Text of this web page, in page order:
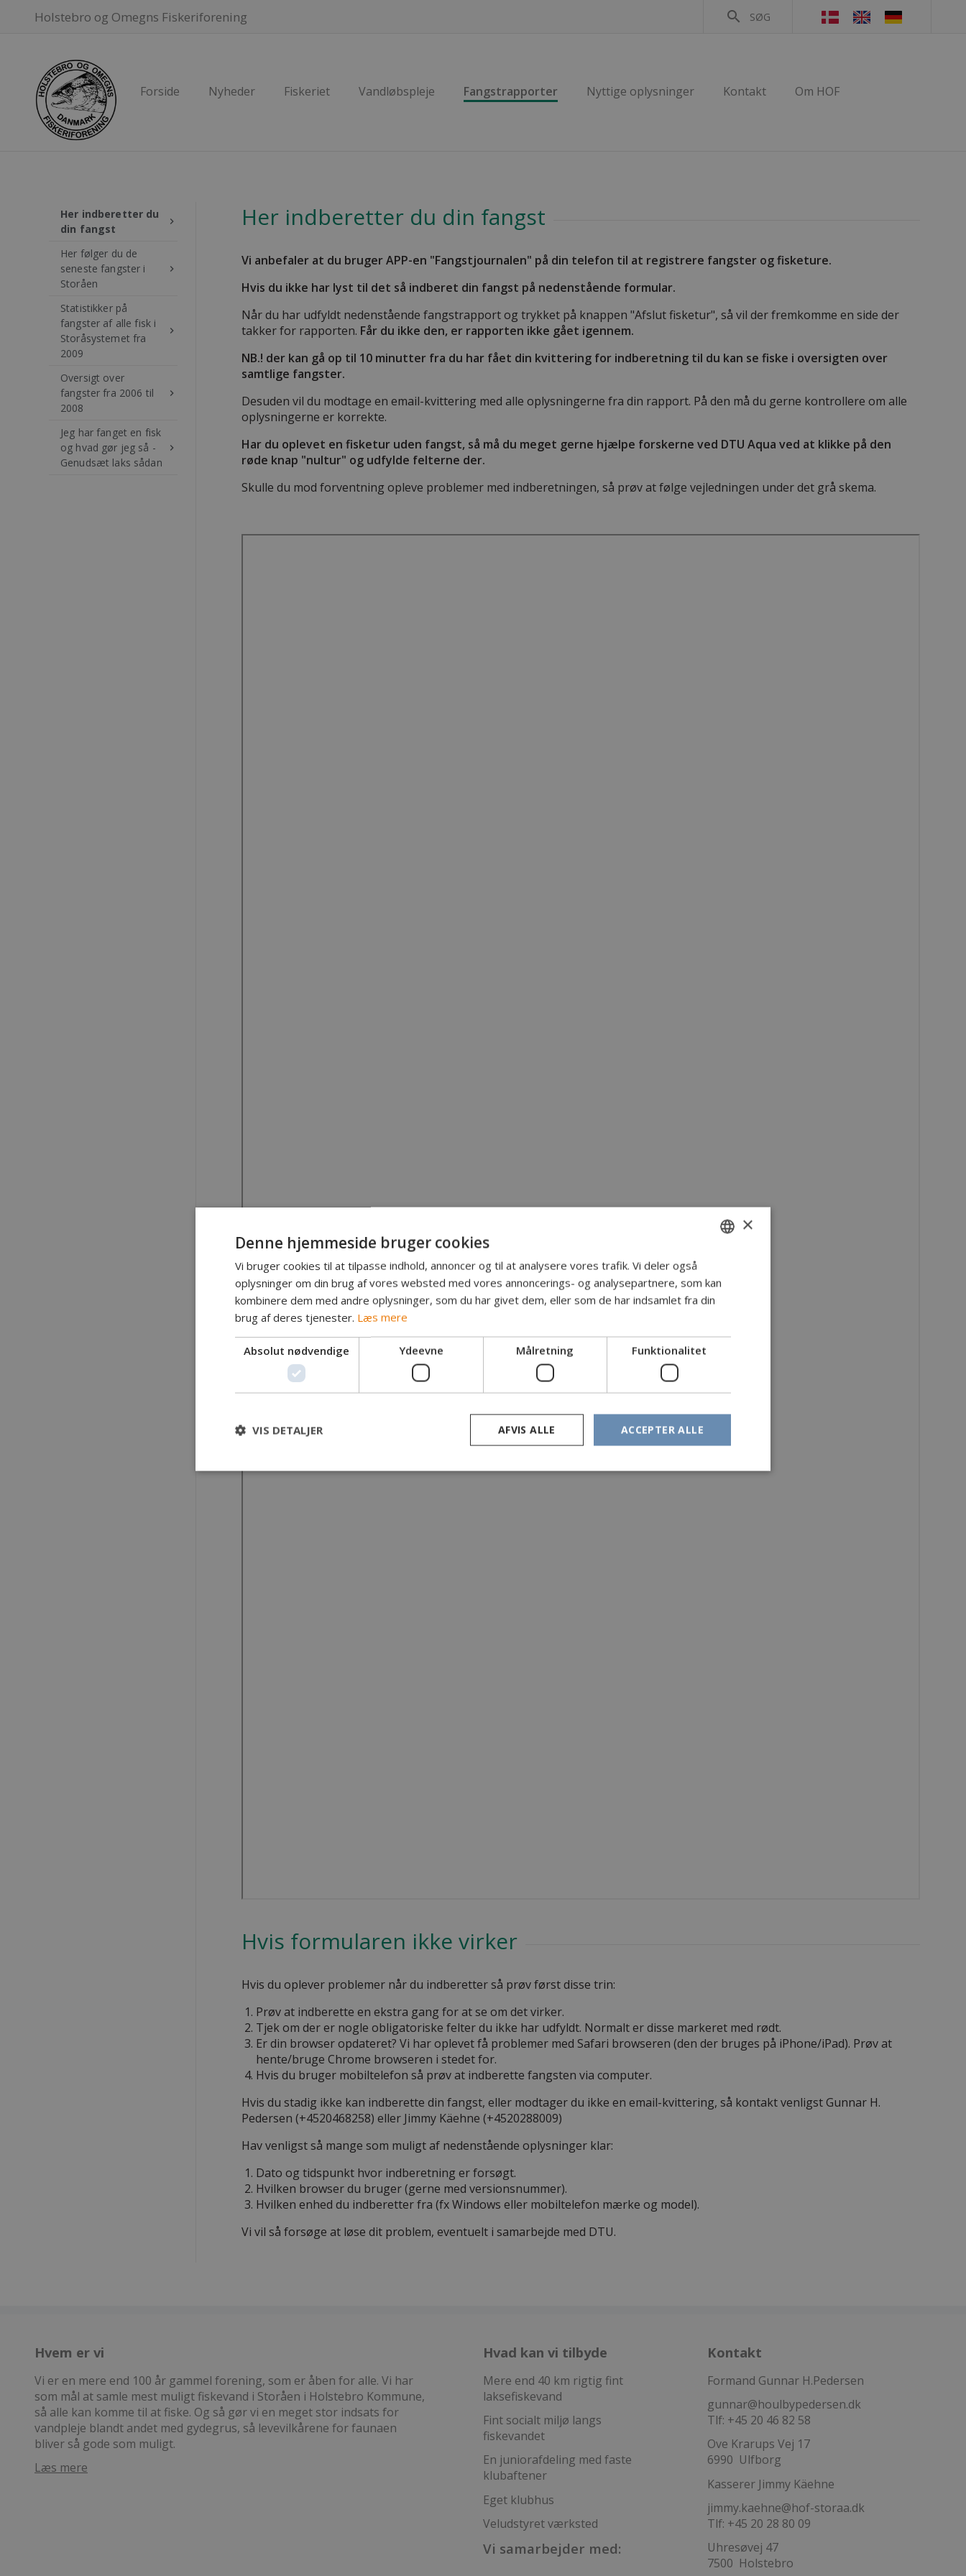
Holstebro og Omegns Fiskeriforening search SØG
Forside Nyheder Fiskeriet Vandløbspleje Fangstrapporter Nyttige oplysninger Kontakt Om HOF
Her indberetter du
din fangst
keyboard_arrow_right
Her følger du de
seneste fangster i
Storåen
keyboard_arrow_right
Statistikker på
fangster af alle fisk i
Storåsystemet fra
2009
keyboard_arrow_right
Oversigt over
fangster fra 2006 til
2008
keyboard_arrow_right
Jeg har fanget en fisk
og hvad gør jeg så -
Genudsæt laks sådan
keyboard_arrow_right
Her indberetter du din fangst
Vi anbefaler at du bruger APP-en "Fangstjournalen" på din telefon til at registrere fangster og fisketure.
Hvis du ikke har lyst til det så indberet din fangst på nedenstående formular.
Når du har udfyldt nedenstående fangstrapport og trykket på knappen "Afslut fisketur", så vil der fremkomme en side der
takker for rapporten. Får du ikke den, er rapporten ikke gået igennem.
NB.! der kan gå op til 10 minutter fra du har fået din kvittering for indberetning til du kan se fiske i oversigten over
samtlige fangster.
Desuden vil du modtage en email-kvittering med alle oplysningerne fra din rapport. På den må du gerne kontrollere om alle
oplysningerne er korrekte.
Har du oplevet en fisketur uden fangst, så må du meget gerne hjælpe forskerne ved DTU Aqua ved at klikke på den
røde knap "nultur" og udfylde felterne der.
Skulle du mod forventning opleve problemer med indberetningen, så prøv at følge vejledningen under det grå skema.
Hvis formularen ikke virker
Hvis du oplever problemer når du indberetter så prøv først disse trin:
Prøv at indberette en ekstra gang for at se om det virker.
Tjek om der er nogle obligatoriske felter du ikke har udfyldt. Normalt er disse markeret med rødt.
Er din browser opdateret? Vi har oplevet få problemer med Safari browseren (den der bruges på iPhone/iPad). Prøv at
hente/bruge Chrome browseren i stedet for.
Hvis du bruger mobiltelefon så prøv at indberette fangsten via computer.
Hvis du stadig ikke kan indberette din fangst, eller modtager du ikke en email-kvittering, så kontakt venligst Gunnar H.
Pedersen (+4520468258) eller Jimmy Käehne (+4520288009)
Hav venligst så mange som muligt af nedenstående oplysninger klar:
Dato og tidspunkt hvor indberetning er forsøgt.
Hvilken browser du bruger (gerne med versionsnummer).
Hvilken enhed du indberetter fra (fx Windows eller mobiltelefon mærke og model).
Vi vil så forsøge at løse dit problem, eventuelt i samarbejde med DTU.
Hvem er vi
Vi er en mere end 100 år gammel forening, som er åben for alle. Vi har
som mål at samle mest muligt fiskevand i Storåen i Holstebro Kommune,
så alle kan komme til at fiske. Og så gør vi en meget stor indsats for
vandpleje blandt andet med gydegrus, så levevilkårene for faunaen
bliver så gode som muligt.
Læs mere
Hvad kan vi tilbyde
Mere end 40 km rigtig fint
laksefiskevand
Fint socialt miljø langs
fiskevandet
En juniorafdeling med faste
klubaftener
Eget klubhus
Veludstyret værksted
Vi samarbejder med:
Kontakt
Formand Gunnar H.Pedersen
gunnar@houlbypedersen.dk
Tlf: +45 20 46 82 58
Ove Krarups Vej 17
6990 Ulfborg
Kasserer Jimmy Käehne
jimmy.kaehne@hof-storaa.dk
Tlf: +45 20 28 80 09
Uhresøvej 47
7500 Holstebro
ENGLISH
×
Denne hjemmeside bruger cookies
Vi bruger cookies til at tilpasse indhold, annoncer og til at analysere vores trafik. Vi deler også
oplysninger om din brug af vores websted med vores annoncerings- og analysepartnere, som kan
kombinere dem med andre oplysninger, som du har givet dem, eller som de har indsamlet fra din
brug af deres tjenester. Læs mere
Absolut nødvendige Ydeevne Målretning Funktionalitet
ACCEPTER ALLE
AFVIS ALLE
VIS DETALJER